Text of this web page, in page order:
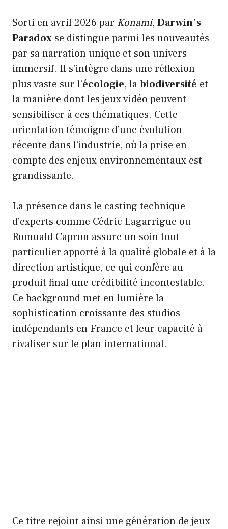
Sorti en avril 2026 par Konami, Darwin’s
Paradox se distingue parmi les nouveautés
par sa narration unique et son univers
immersif. Il s’intègre dans une réflexion
plus vaste sur l’écologie, labiodiversité et
la manière dont les jeux vidéo peuvent
sensibiliser à ces thématiques. Cette
orientation témoigne d’une évolution
récente dans l’industrie, où la prise en
compte des enjeux environnementaux est
grandissante.
La présence dans le casting technique
d’experts comme Cédric Lagarrigue ou
Romuald Capron assure un soin tout
particulier apporté à la qualité globale et à la
direction artistique, ce qui confère au
produit final une crédibilité incontestable.
Ce background met en lumière la
sophistication croissante des studios
indépendants en France et leur capacité à
rivaliser sur le plan international.
Ce titre rejoint ainsi une génération de jeux